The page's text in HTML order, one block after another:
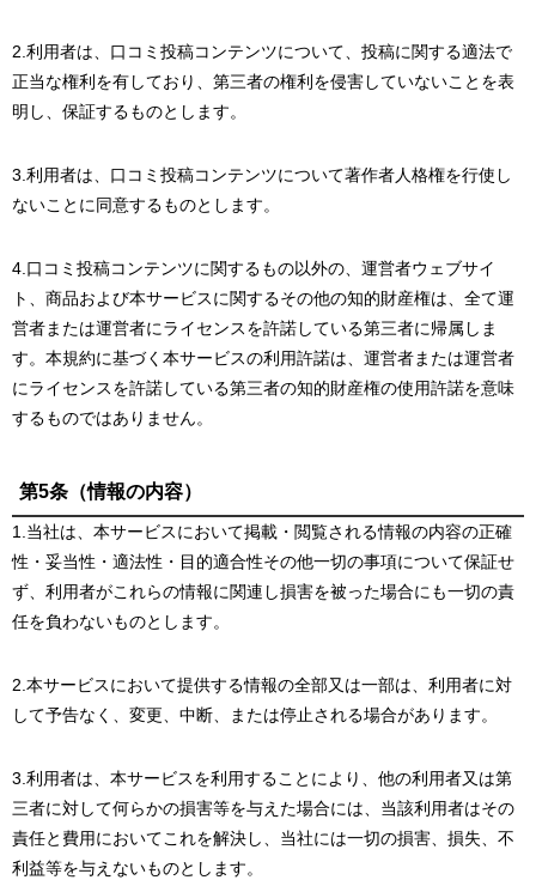
2.利用者は、口コミ投稿コンテンツについて、投稿に関する適法で
正当な権利を有しており、第三者の権利を侵害していないことを表
明し、保証するものとします。
3.利用者は、口コミ投稿コンテンツについて著作者人格権を行使し
ないことに同意するものとします。
4.口コミ投稿コンテンツに関するもの以外の、運営者ウェブサイ
ト、商品および本サービスに関するその他の知的財産権は、全て運
営者または運営者にライセンスを許諾している第三者に帰属しま
す。本規約に基づく本サービスの利用許諾は、運営者または運営者
にライセンスを許諾している第三者の知的財産権の使用許諾を意味
するものではありません。
第5条（情報の内容）
1.当社は、本サービスにおいて掲載・閲覧される情報の内容の正確
性・妥当性・適法性・目的適合性その他一切の事項について保証せ
ず、利用者がこれらの情報に関連し損害を被った場合にも一切の責
任を負わないものとします。
2.本サービスにおいて提供する情報の全部又は一部は、利用者に対
して予告なく、変更、中断、または停止される場合があります。
3.利用者は、本サービスを利用することにより、他の利用者又は第
三者に対して何らかの損害等を与えた場合には、当該利用者はその
責任と費用においてこれを解決し、当社には一切の損害、損失、不
利益等を与えないものとします。